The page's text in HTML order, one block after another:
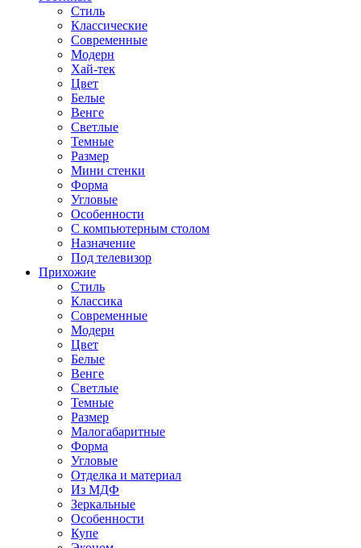
Стиль
Классические
Современные
Модерн
Хай-тек
Цвет
Белые
Венге
Светлые
Темные
Размер
Мини стенки
Форма
Угловые
Особенности
С компьютерным столом
Назначение
Под телевизор
Прихожие
Стиль
Классика
Современные
Модерн
Цвет
Белые
Венге
Светлые
Темные
Размер
Малогабаритные
Форма
Угловые
Отделка и материал
Из МДФ
Зеркальные
Особенности
Купе